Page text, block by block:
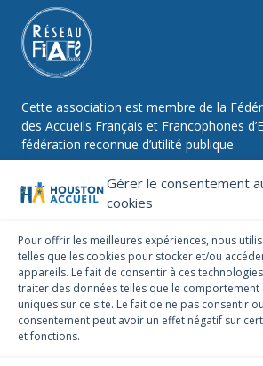
Gérer le consentement
cookies
Pour offrir les meilleures expériences, nous
telles que les cookies pour stocker et/ou
appareils. Le fait de consentir à ces
traiter des données telles que le comportement
uniques sur ce site. Le fait de ne pas consentir
consentement peut avoir un effet négatif sur
et fonctions.
Cette association est membre de la
des Accueils Français et Francophones
fédération reconnue d’utilité publique.
NOUS SUIVRE
Facebook Instagram Linkedin
NOUS CONTACTER
infos@houstonaccueil.org